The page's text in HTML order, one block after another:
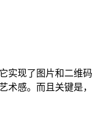
实现了图片和二维码
术感。而且关键是，